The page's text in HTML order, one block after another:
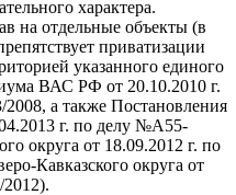
характера.
на отдельные объекты (в
приватизации
указанного единого
ВАС РФ от 20.10.2010 г.
а также Постановления
г. по делу №А55-
округа от 18.09.2012 г. по
Кавказского округа от